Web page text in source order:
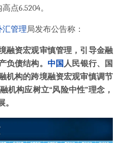
点6.5204。
汇管理局发布公告称：
融资宏观审慎管理，引导金融
负债结构。 中国 人民银行、国
机构的跨境融资宏观审慎调节
机构应树立“风险中性”理念，